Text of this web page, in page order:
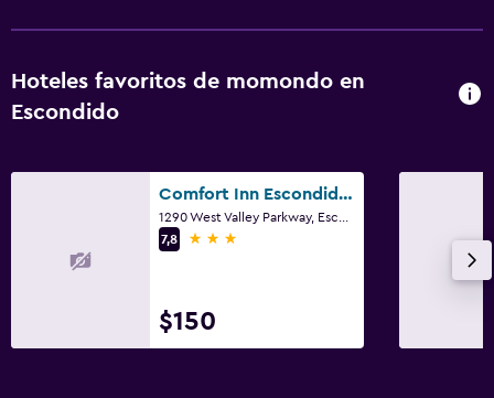
Hoteles favoritos de momondo en
Escondido
Comfort Inn Escondido San Diego North County
7,8
3 estrellas
$150